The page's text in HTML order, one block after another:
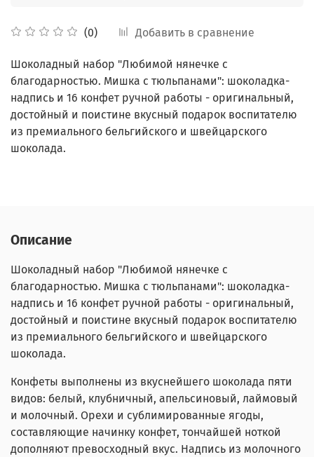
(0) Добавить в сравнение
Шоколадный набор "Любимой нянечке с
благодарностью. Мишка с тюльпанами": шоколадка-
надпись и 16 конфет ручной работы - оригинальный,
достойный и поистине вкусный подарок воспитателю
из премиального бельгийского и швейцарского
шоколада.
Описание
Шоколадный набор "Любимой нянечке с
благодарностью. Мишка с тюльпанами": шоколадка-
надпись и 16 конфет ручной работы - оригинальный,
достойный и поистине вкусный подарок воспитателю
из премиального бельгийского и швейцарского
шоколада.
Конфеты выполнены из вкуснейшего шоколада пяти
видов: белый, клубничный, апельсиновый, лаймовый
и молочный. Орехи и сублимированные ягоды,
составляющие начинку конфет, тончайшей ноткой
дополняют превосходный вкус. Надпись из молочного